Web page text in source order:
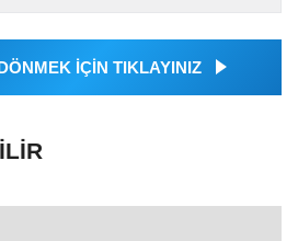
tarafından...
İÇİN TIKLAYINIZ